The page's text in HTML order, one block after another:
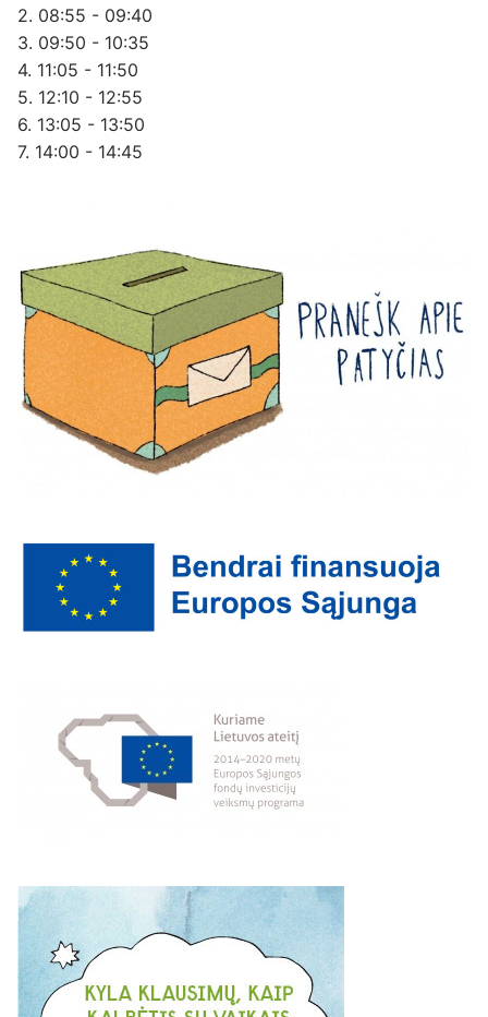
2. 08:55 - 09:40
3. 09:50 - 10:35
4. 11:05 - 11:50
5. 12:10 - 12:55
6. 13:05 - 13:50
7. 14:00 - 14:45